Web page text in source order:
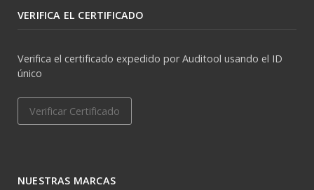
VERIFICA EL CERTIFICADO
Verifica el certificado expedido por Auditool usando el ID
único
Verificar Certificado
NUESTRAS MARCAS